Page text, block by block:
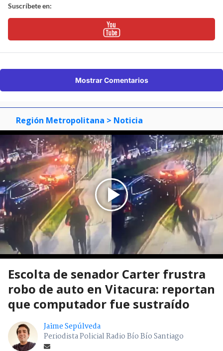
Suscríbete en:
Mostrar Comentarios
Región Metropolitana > Noticia
Escolta de senador Carter frustra
robo de auto en Vitacura: reportan
que computador fue sustraído
Jaime Sepúlveda
Periodista Policial Radio Bío Bío Santiago